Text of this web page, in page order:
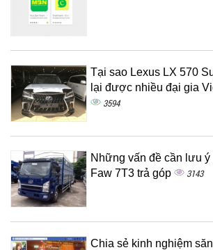
Tại sao Lexus LX 570
lại được nhiều đại gia
3594
Những vấn đề cần lưu ý
Faw 7T3 trả góp
3143
Chia sẻ kinh nghiệm